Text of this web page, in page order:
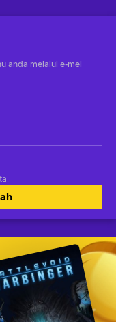
anda melalui e-mel